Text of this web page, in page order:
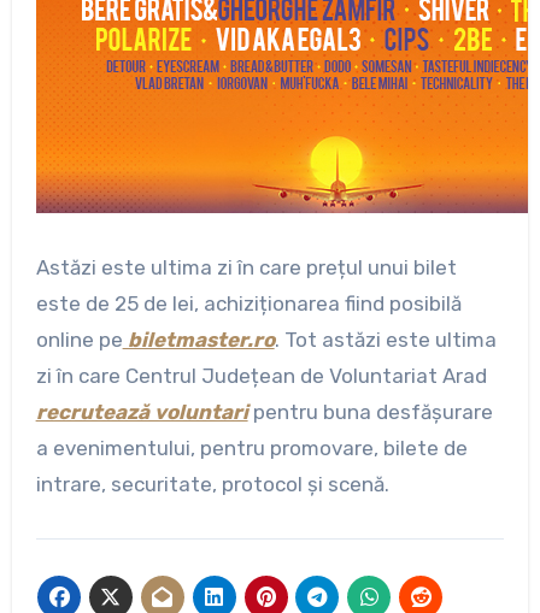
Astăzi este ultima zi în care prețul unui bilet
este de 25 de lei, achiziționarea fiind posibilă
online pe biletmaster.ro. Tot astăzi este ultima
zi în care Centrul Județean de Voluntariat Arad
recrutează voluntaripentru buna desfășurare
a evenimentului, pentru promovare, bilete de
intrare, securitate, protocol și scenă.